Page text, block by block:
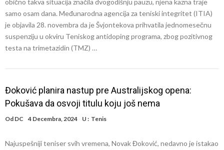
obično takva situacija značila dvogodišnju pauzu, njena kazna traje
samo osam dana. Međunarodna agencija za teniski integritet (ITIA)
je objavila 28. novembra da je Švjontekova prihvatila jednomesečnu
suspenziju u okviru Teniskog antidoping programa, zbog pozitivnog
testa na trimetazidin (TMZ) …
Đoković planira nastup pre Australijskog opena:
Pokušava da osvoji titulu koju još nema
Od DC 4 Decembra, 2024 U : Tenis
Najuspešniji teniser svih vremena, Novak Đoković, nedavno je istakao